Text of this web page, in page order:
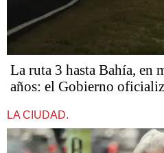
La ruta 3 hasta Bahía, en
años: el Gobierno
LA CIUDAD.